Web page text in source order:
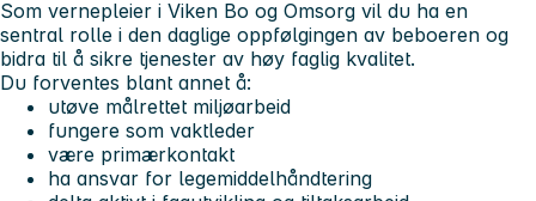
Som vernepleier i Viken Bo og Omsorg vil du ha en
sentral rolle i den daglige oppfølgingen av beboeren og
bidra til å sikre tjenester av høy faglig kvalitet.
Du forventes blant annet å:
utøve målrettet miljøarbeid
fungere som vaktleder
være primærkontakt
ha ansvar for legemiddelhåndtering